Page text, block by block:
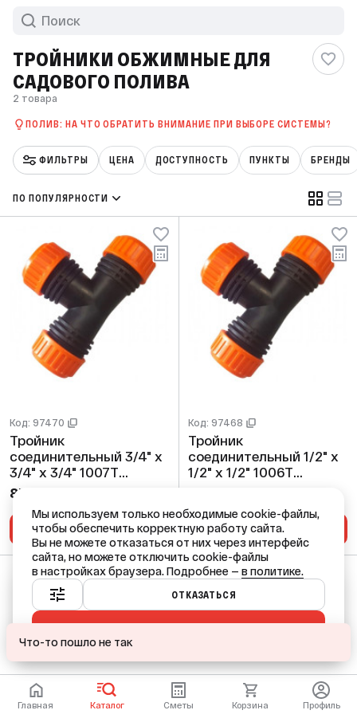
ТРОЙНИКИ ОБЖИМНЫЕ ДЛЯ
САДОВОГО ПОЛИВА
2 товара
ПОЛИВ: НА ЧТО ОБРАТИТЬ ВНИМАНИЕ ПРИ ВЫБОРЕ СИСТЕМЫ?
ФИЛЬТРЫ ЦЕНА ДОСТУПНОСТЬ ПУНКТЫ БРЕНДЫ
ПО ПОПУЛЯРНОСТИ
Код: 97470
Тройник
соединительный 3/4" х
3/4" х 3/4" 1007Т
Aquapulse (100/25шт)
87,44 ₽
В КОРЗИНУ
Код: 97468
Тройник
соединительный 1/2" х
1/2" х 1/2" 1006Т
В КОРЗИНУ
Ваш город — Краснодар?
Мы используем только необходимые cookie-файлы,
чтобы обеспечить корректную работу сайта.
Вы не можете отказаться от них через интерфейс
сайта, но можете отключить cookie-файлы
в настройках браузера. Подробнее — в политике.
ОТКАЗАТЬСЯ
ПРИНЯТЬ ВСЕ
Что-то пошло не так
Главная Каталог Сметы Корзина Профиль